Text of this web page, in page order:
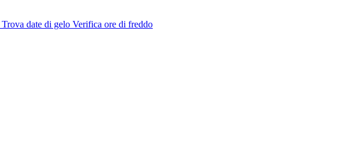
Trova date di gelo Verifica ore di freddo